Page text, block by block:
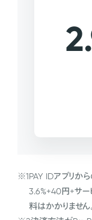
※1PAY IDアプリか
3.6%+40円+サー
料はかかりません